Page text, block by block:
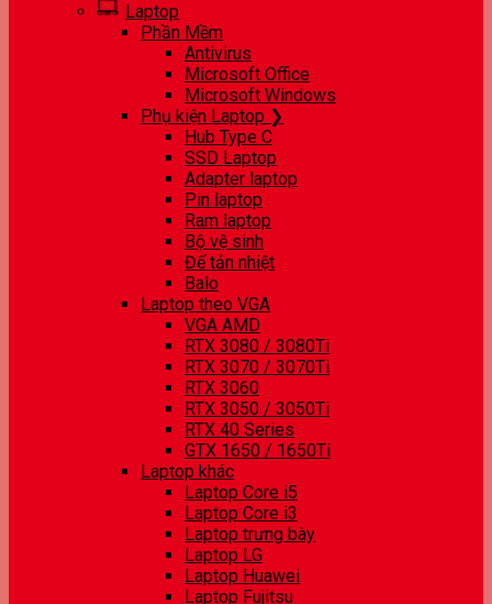
Laptop
Phần Mềm
Antivirus
Microsoft Office
Microsoft Windows
Phụ kiện Laptop ❯
Hub Type C
SSD Laptop
Adapter laptop
Pin laptop
Ram laptop
Bộ vệ sinh
Đế tản nhiệt
Balo
Laptop theo VGA
VGA AMD
RTX 3080 / 3080Ti
RTX 3070 / 3070Ti
RTX 3060
RTX 3050 / 3050Ti
RTX 40 Series
GTX 1650 / 1650Ti
Laptop khác
Laptop Core i5
Laptop Core i3
Laptop trưng bày
Laptop LG
Laptop Huawei
Laptop Fujitsu